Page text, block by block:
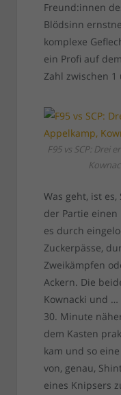
Freund:innen
Blödsinn
komplexe
ein Profi auf
Zahl zwischen
F95 vs SCP: Drei
Was geht, ist
der Partie
es durch
Zuckerpässe,
Zweikämpfen
Ackern. Die
Kownacki und
30. Minute
dem Kasten
kam und so
von, genau,
eines Knipsers